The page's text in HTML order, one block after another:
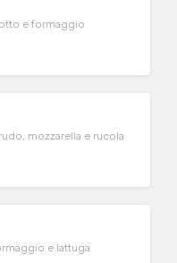
e formaggio
mozzarella e rucola
e lattuga